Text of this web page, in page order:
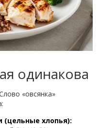
одинакова
«овсянка»
(цельные хлопья):